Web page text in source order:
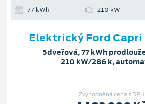
77 kWh 210 kW
Elektrický Ford
5dveřová, 77 kWh
210 kW/286 k,
Zvýhodněná cena s DPH